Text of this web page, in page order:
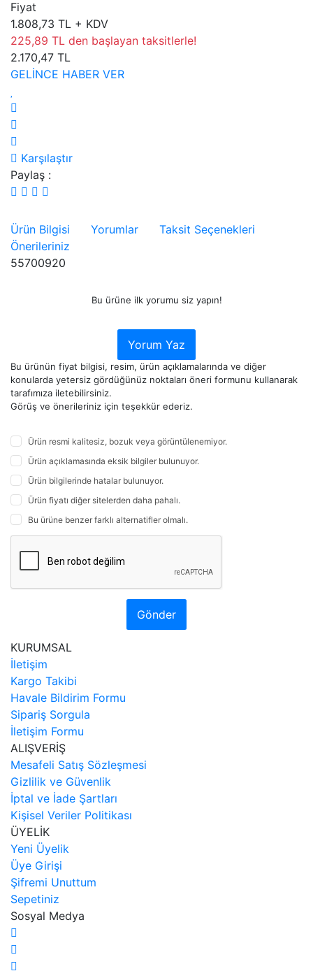
Fiyat
1.808,73 TL + KDV
225,89 TL den başlayan taksitlerle!
2.170,47 TL
GELİNCE HABER VER
Karşılaştır
Paylaş :
Ürün Bilgisi Yorumlar
Taksit Seçenekleri
Önerileriniz
55700920
Bu ürüne ilk yorumu siz yapın!
Yorum Yaz
Bu ürünün fiyat bilgisi, resim, ürün açıklamalarında ve diğer
konularda yetersiz gördüğünüz noktaları öneri formunu kullanarak
tarafımıza iletebilirsiniz.
Görüş ve önerileriniz için teşekkür ederiz.
Ürün resmi kalitesiz, bozuk veya görüntülenemiyor.
Ürün açıklamasında eksik bilgiler bulunuyor.
Ürün bilgilerinde hatalar bulunuyor.
Ürün fiyatı diğer sitelerden daha pahalı.
Bu ürüne benzer farklı alternatifler olmalı.
Gönder
KURUMSAL
İletişim
Kargo Takibi
Havale Bildirim Formu
Sipariş Sorgula
İletişim Formu
ALIŞVERİŞ
Mesafeli Satış Sözleşmesi
Gizlilik ve Güvenlik
İptal ve İade Şartları
Kişisel Veriler Politikası
ÜYELİK
Yeni Üyelik
Üye Girişi
Şifremi Unuttum
Sepetiniz
Sosyal Medya